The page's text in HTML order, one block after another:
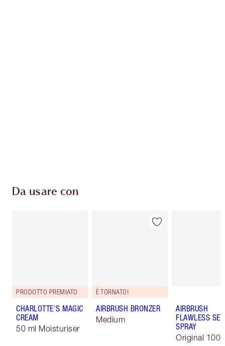
Da usare con
PRODOTTO PREMIATO
CHARLOTTE'S MAGIC
CREAM
50 ml Moisturiser
È TORNATO!
AIRBRUSH BRONZER
Medium
AIRBRUSH
FLAWLESS
SPRAY
Original 100